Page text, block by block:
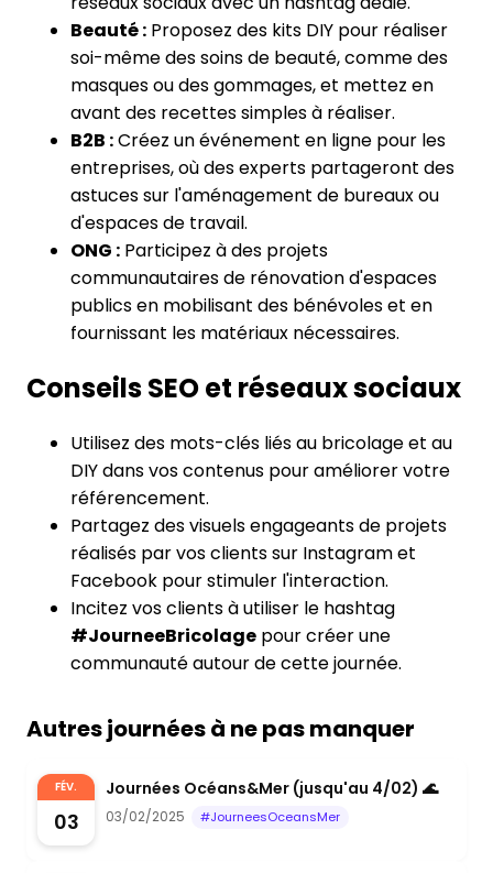
Beauté : Proposez des kits DIY pour réaliser
soi-même des soins de beauté, comme des
masques ou des gommages, et mettez en
avant des recettes simples à réaliser.
B2B :Créez un événement en ligne pour les
entreprises, où des experts partageront des
astuces sur l'aménagement de bureaux ou
d'espaces de travail.
ONG : Participez à des projets
communautaires de rénovation d'espaces
publics en mobilisant des bénévoles et en
fournissant les matériaux nécessaires.
Conseils SEO et réseaux sociaux
Utilisez des mots-clés liés au bricolage et au
DIY dans vos contenus pour améliorer votre
référencement.
Partagez des visuels engageants de projets
réalisés par vos clients sur Instagram et
Facebook pour stimuler l'interaction.
Incitez vos clients à utiliser le hashtag
#JourneeBricolage pour créer une
communauté autour de cette journée.
Autres journées à ne pas manquer
FÉV.
03
Journées Océans&Mer (jusqu'au 4/02) 🌊
03/02/2025 #JourneesOceansMer